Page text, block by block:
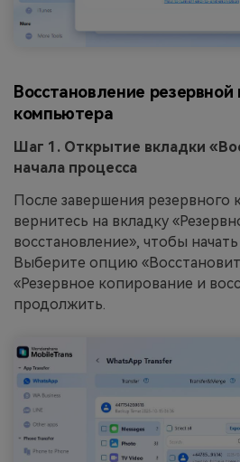
Восстановление
компьютера
Шаг 1. Открытие вкладки
начала процесса
После завершения резервного
вернитесь на вкладку
восстановление», чтобы
Выберите опцию
«Резервное копирование и
продолжить.